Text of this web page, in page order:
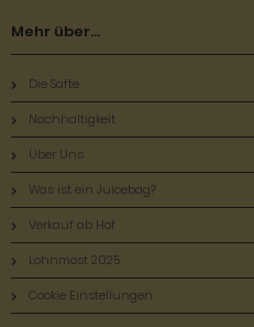
Mehr über...
Die Säfte
Nachhaltigkeit
Über Uns
Was ist ein Juicebag?
Verkauf ab Hof
Lohnmost 2025
Cookie Einstellungen